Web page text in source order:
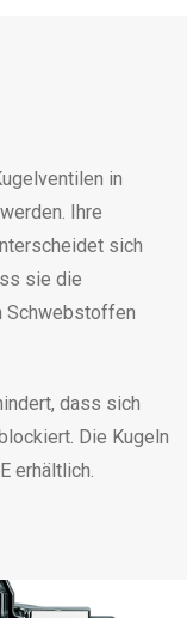
in
Ihre
sich
sie die
Schwebstoffen
dass sich
Die Kugeln
erhältlich.